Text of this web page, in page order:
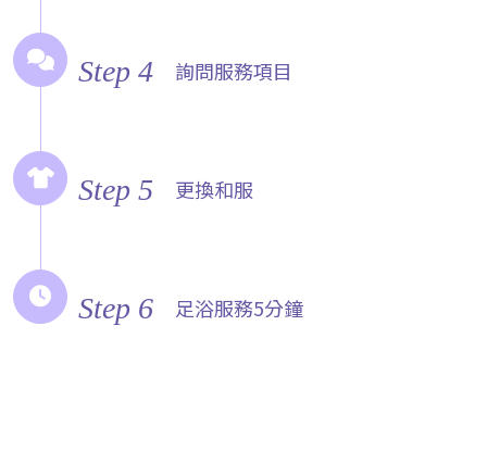
Step 4 詢問服務項目
Step 5 更換和服
Step 6 足浴服務5分鐘